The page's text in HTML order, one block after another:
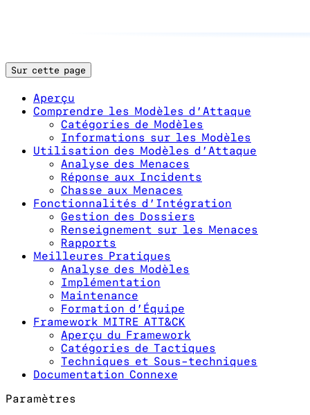
Sur cette page
Aperçu
Comprendre les Modèles d’Attaque
Catégories de Modèles
Informations sur les Modèles
Utilisation des Modèles d’Attaque
Analyse des Menaces
Réponse aux Incidents
Chasse aux Menaces
Fonctionnalités d’Intégration
Gestion des Dossiers
Renseignement sur les Menaces
Rapports
Meilleures Pratiques
Analyse des Modèles
Implémentation
Maintenance
Formation d’Équipe
Framework MITRE ATT&CK
Aperçu du Framework
Catégories de Tactiques
Techniques et Sous-techniques
Documentation Connexe
Paramètres